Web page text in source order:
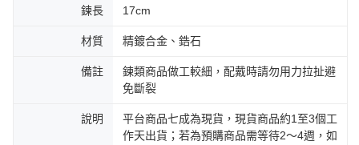
鍊長 17cm
材質 精鍍合金、鋯石
備註
鍊類商品做工較細，配戴時請勿用力拉扯避
免斷裂
說明
平台商品七成為現貨，現貨商品約1至3個工
作天出貨；若為預購商品需等待2～4週，如